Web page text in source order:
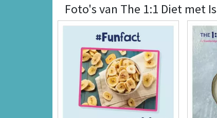
Foto's van The 1:1 Diet met